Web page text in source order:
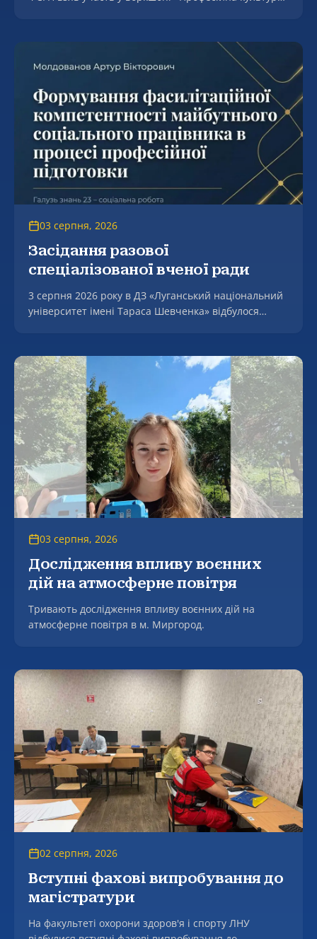
03 серпня, 2026
Засідання разової
спеціалізованої вченої ради
3 серпня 2026 року в ДЗ «Луганський національний
університет імені Тараса Шевченка» відбулося
Артура Вікторовича на тему «Формування
фасилітаційної компетентності майбутнього
соціального працівника в процесі професійної
підготовки» за спеціальністю 231 – Соціальна
робота.
03 серпня, 2026
Дослідження впливу воєнних
дій на атмосферне повітря
Тривають дослідження впливу воєнних дій на
атмосферне повітря в м. Миргород.
02 серпня, 2026
Вступні фахові випробування до
магістратури
На факультеті охорони здоров'я і спорту ЛНУ